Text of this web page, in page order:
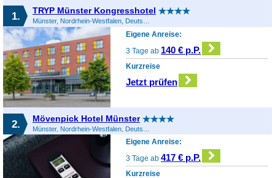
1. TRYP Münster Kongresshotel
Eigene Anreise:
3 Tage ab 140 € p.P.
Kurzreise
Jetzt prüfen
2. Mövenpick Hotel Münster
Eigene Anreise:
3 Tage ab417 € p.P.
Kurzreise